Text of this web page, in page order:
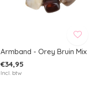
Armband - Orey Bruin Mix
€34,95
Incl. btw